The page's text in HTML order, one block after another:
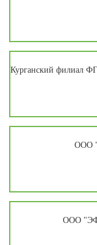
Курганский филиал
ООО
ООО